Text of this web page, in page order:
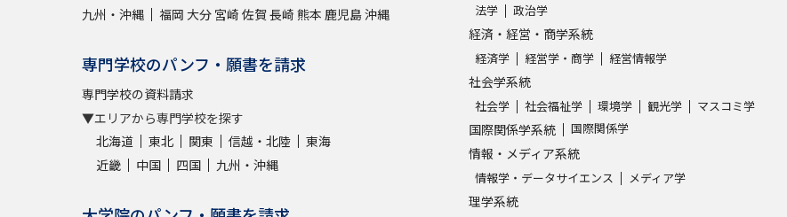
九州・沖縄
福岡 大分 宮崎 佐賀 長崎 熊本 鹿児島沖縄
専門学校のパンフ・願書を請求
専門学校の資料請求
▼エリアから専門学校を探す
北海道
東北 関東 信越・北陸
東海
近畿
中国 四国 九州・沖縄
法学 政治学
経済・経営・商学系統
経済学 経営学・商学 経営情報学
社会学系統
社会学 社会福祉学 環境学 観光学 マスコミ学
国際関係学系統 国際関係学
情報・メディア系統
情報学・データサイエンス メディア学
理学系統